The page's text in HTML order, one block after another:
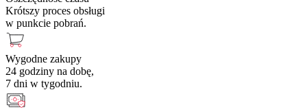
Krótszy proces obsługi
w punkcie pobrań.
Wygodne zakupy
24 godziny na dobę,
7 dni w tygodniu.